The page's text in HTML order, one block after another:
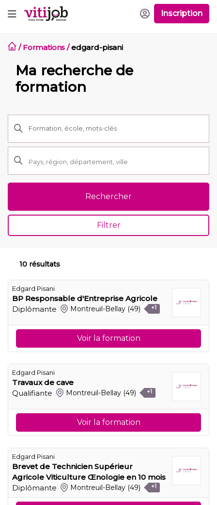
Inscription
/Formations /edgard-pisani
Ma recherche de
formation
Rechercher
Filtrer
10 résultats
Edgard Pisani
BP Responsable d'Entreprise Agricole
Diplômante
Montreuil-Bellay (49) +1
Voir la formation
Edgard Pisani
Travaux de cave
Qualifiante
Montreuil-Bellay (49) +1
Voir la formation
Edgard Pisani
Brevet de Technicien Supérieur
Agricole Viticulture Œnologie en 10 mois
Diplômante
Montreuil-Bellay (49) +1